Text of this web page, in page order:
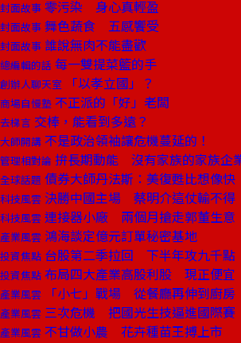
封面故事 零污染 身心真輕盈
封面故事 舞色蔬食 五感饗受
封面故事 誰說無肉不能盡歡
總編輯的話 每一雙提菜籃的手
創辦人聊天室 「以孝立國」？
商場自慢塾 不正派的「好」老闆
去梯言 交棒，能看到多遠？
大師開講 不是政治領袖讓危機蔓延的！
管理相對論 拚長期動能 沒有家族的家族企
全球話題 債券大師丹法斯：美復甦比想像快
科技風雲 決勝中國主場 蔡明介這仗輸不得
科技風雲 連接器小廠 兩個月搶走郭董生意
產業風雲 鴻海談定億元訂單秘密基地
投資焦點 台股第二季拉回 下半年攻九千點
投資焦點 布局四大產業高股利股 現正便宜
產業風雲 「小七」戰場 從餐廳再伸到廚房
產業風雲 三次危機 把國光生技逼進國際賽
產業風雲 不甘做小農 花卉種苗王搏上市